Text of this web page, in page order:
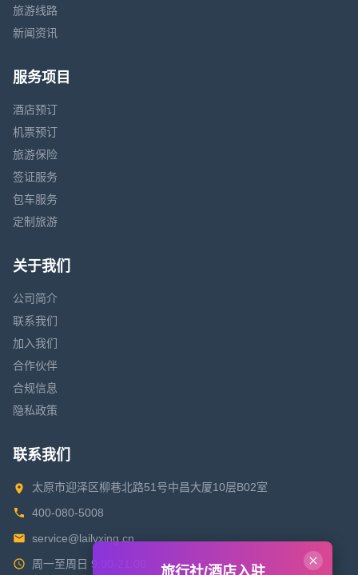
旅游线路
新闻资讯
服务项目
酒店预订
机票预订
旅游保险
签证服务
包车服务
定制旅游
关于我们
公司简介
联系我们
加入我们
合作伙伴
合规信息
隐私政策
联系我们
太原市迎泽区柳巷北路51号中昌大厦10层B02室
400-080-5008
service@lailvxing.cn
周一至周日 9:00-21:00
旅行社/酒店入驻